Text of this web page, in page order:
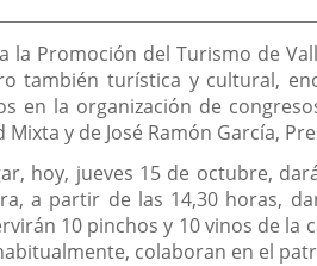
la Promoción del Turismo de
también turística y cultural,
en la organización de
Mixta y de José Ramón García,
hoy, jueves 15 de octubre,
a partir de las 14,30 horas,
10 pinchos y 10 vinos de
colaboran en el